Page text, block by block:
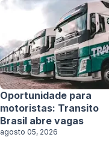
Oportunidade para
motoristas: Transito
Brasil abre vagas
agosto 05, 2026